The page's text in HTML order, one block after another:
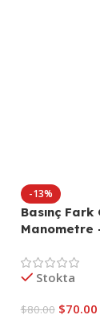
-13%
Basınç
Manometre
Stokta
$80.00 $70.00